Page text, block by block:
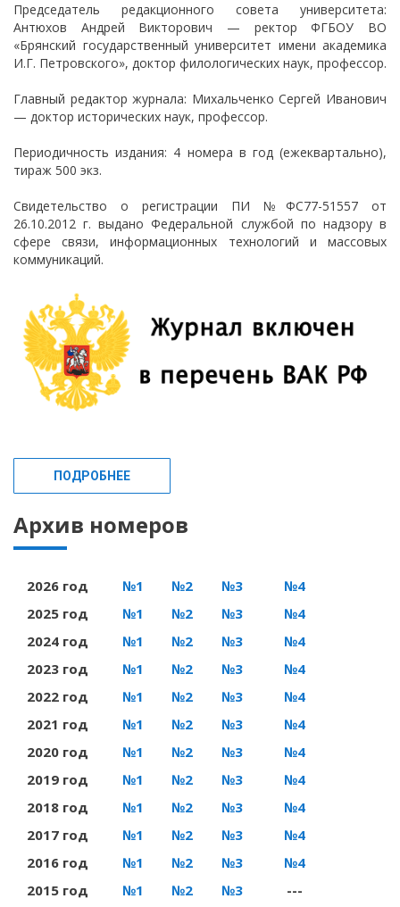
Председатель редакционного совета университета:
Антюхов Андрей Викторович — ректор ФГБОУ ВО
«Брянский государственный университет имени академика
И.Г. Петровского», доктор филологических наук, профессор.
Главный редактор журнала: Михальченко Сергей Иванович
— доктор исторических наук, профессор.
Периодичность издания: 4 номера в год (ежеквартально),
тираж 500 экз.
Свидетельство о регистрации ПИ №ФС77-51557 от
26.10.2012 г. выдано Федеральной службой по надзору в
сфере связи, информационных технологий и массовых
коммуникаций.
ПОДРОБНЕЕ
Архив номеров
2026 год №1 №2 №3
№4
2025 год
№1 №2 №3
№4
2024 год
№1 №2 №3
№4
2023 год
№1 №2 №3
№4
2022 год
№1 №2 №3
№4
2021 год
№1 №2 №3
№4
2020 год
№1 №2 №3
№4
2019 год
№1 №2 №3
№4
2018 год
№1 №2 №3
№4
2017 год
№1 №2 №3
№4
2016 год
№1 №2 №3
№4
2015 год
№1 №2 №3
---